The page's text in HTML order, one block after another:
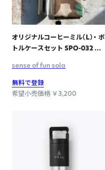
オリジナルコーヒーミル（L）・ ボ
トルケースセット SPO-032 ウ
sense of fun sola
無料で登録
希望小売価格 ￥3,200